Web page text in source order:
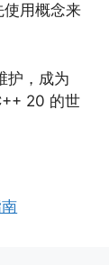
用概念来
护，成为
20 的世